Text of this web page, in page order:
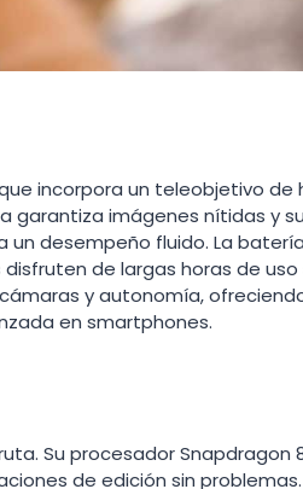
incorpora un teleobjetivo de
garantiza imágenes nítidas y
un desempeño fluido. La
de largas horas de uso
y autonomía,
en smartphones.
Su procesador Snapdragon
de edición sin problemas.